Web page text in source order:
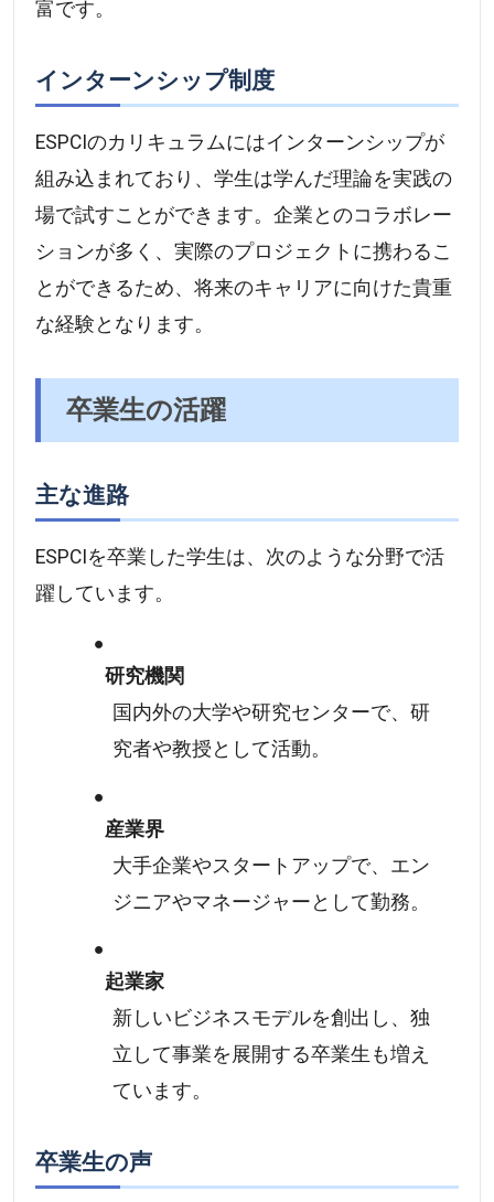
富です。
インターンシップ制度
ESPCIのカリキュラムにはインターンシップが
組み込まれており、学生は学んだ理論を実践の
場で試すことができます。企業とのコラボレー
ションが多く、実際のプロジェクトに携わるこ
とができるため、将来のキャリアに向けた貴重
な経験となります。
卒業生の活躍
主な進路
ESPCIを卒業した学生は、次のような分野で活
躍しています。
研究機関
国内外の大学や研究センターで、研
究者や教授として活動。
産業界
大手企業やスタートアップで、エン
ジニアやマネージャーとして勤務。
起業家
新しいビジネスモデルを創出し、独
立して事業を展開する卒業生も増え
ています。
卒業生の声